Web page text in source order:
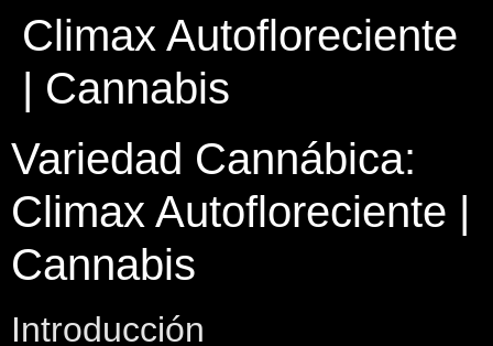
Climax Autofloreciente
| Cannabis
Variedad Cannábica:
Climax Autofloreciente |
Cannabis
Introducción